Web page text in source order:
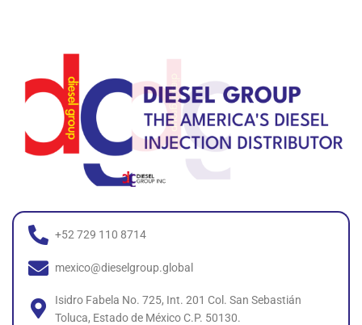
+52 729 110 8714
mexico@dieselgroup.global
Isidro Fabela No. 725, Int. 201 Col. San Sebastián
Toluca, Estado de México C.P. 50130.